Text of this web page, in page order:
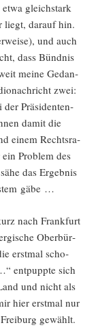
gleich­stark
liegt, dar­auf hin.
und auch
dass Bünd­nis
mei­ne Gedan­
zwei:
der Prä­si­den­ten­
damit die
einem Rechts­ra­
Pro­blem des
das Ergeb­nis
gäbe …
nach Frank­furt
Ober­bür­
erst­mal scho­
ent­pupp­te sich
und nicht als
hier erst­mal nur
gewählt.